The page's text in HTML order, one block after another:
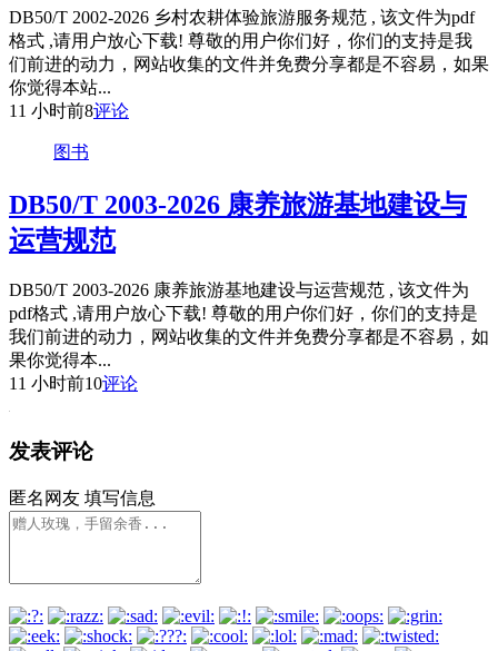
DB50/T 2002-2026 乡村农耕体验旅游服务规范 , 该文件为pdf
格式 ,请用户放心下载! 尊敬的用户你们好，你们的支持是我
们前进的动力，网站收集的文件并免费分享都是不容易，如果
你觉得本站...
11 小时前8评论
图书
DB50/T 2003-2026 康养旅游基地建设与
运营规范
DB50/T 2003-2026 康养旅游基地建设与运营规范 , 该文件为
pdf格式 ,请用户放心下载! 尊敬的用户你们好，你们的支持是
我们前进的动力，网站收集的文件并免费分享都是不容易，如
果你觉得本...
11 小时前10评论
发表评论
匿名网友 填写信息